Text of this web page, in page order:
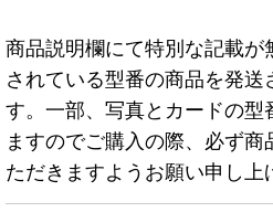
商品説明欄にて特別な記載が
されている型番の商品を発送
す。一部、写真とカードの型
ますのでご購入の際、必ず
ただきますようお願い申し上